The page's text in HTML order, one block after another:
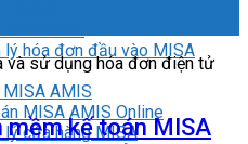
lý hóa đơn đầu vào MISA
AMIS
MISA AMIS Online
lý cửa hàng MISA
và sử dụng hóa đơn điện tử
mềm kế toán MISA